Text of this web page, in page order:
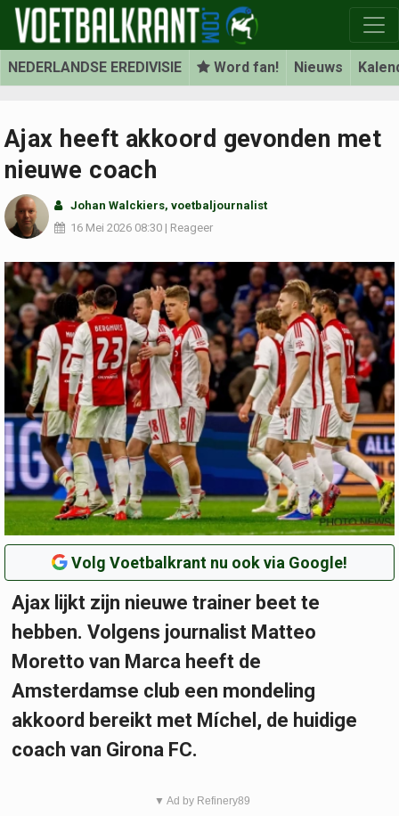
NEDERLANDSE EREDIVISIE Word fan! Nieuws
Ajax heeft akkoord gevonden met
nieuwe coach
Johan Walckiers, voetbaljournalist
16 Mei 2026 08:30 | Reageer
Volg Voetbalkrant nu ook via Google!
Ajax lijkt zijn nieuwe trainer beet te
hebben. Volgens journalist Matteo
Moretto van Marca heeft de
Amsterdamse club een mondeling
akkoord bereikt met Míchel, de huidige
coach van Girona FC.
▼ Ad by Refinery89